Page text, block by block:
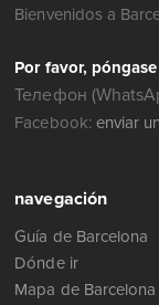
Bienvenidos a
Por favor,
Телефон
Facebook: enviar
navegación
Guía de Barcelona
Dónde ir
Mapa de Barcelona